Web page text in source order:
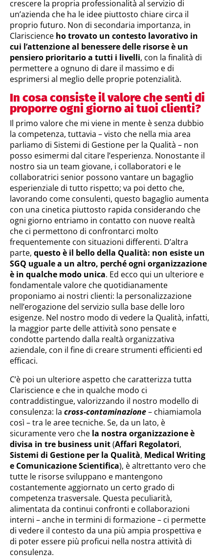
crescere la propria professionalità al servizio di
un’azienda che ha le idee piuttosto chiare circa il
proprio futuro. Non di secondaria importanza, in
Clariscience ho trovato un contesto lavorativo in
cui l’attenzione al benessere delle risorse è un
pensiero prioritario a tutti i livelli, con la finalità di
permettere a ognuno di dare il massimo e di
esprimersi al meglio delle proprie potenzialità.
In cosa consiste il valore che senti di
proporre ogni giorno ai tuoi clienti?
Il primo valore che mi viene in mente è senza dubbio
la competenza, tuttavia – visto che nella mia area
parliamo di Sistemi di Gestione per la Qualità – non
posso esimermi dal citare l’esperienza. Nonostante il
nostro sia un team giovane, i collaboratori e le
collaboratrici senior possono vantare un bagaglio
esperienziale di tutto rispetto; va poi detto che,
lavorando come consulenti, questo bagaglio aumenta
con una cinetica piuttosto rapida considerando che
ogni giorno entriamo in contatto con nuove realtà
che ci permettono di confrontarci molto
frequentemente con situazioni differenti. D’altra
parte, questo è il bello della Qualità: non esiste un
SGQ uguale a un altro, perché ogni organizzazione
è in qualche modo unica. Ed ecco qui un ulteriore e
fondamentale valore che quotidianamente
proponiamo ai nostri clienti: la personalizzazione
nell’erogazione del servizio sulla base delle loro
esigenze. Nel nostro modo di vedere la Qualità, infatti,
la maggior parte delle attività sono pensate e
condotte partendo dalla realtà organizzativa
aziendale, con il fine di creare strumenti efficienti ed
efficaci.
C’è poi un ulteriore aspetto che caratterizza tutta
Clariscience e che in qualche modo ci
contraddistingue, valorizzando il nostro modello di
consulenza: la cross-contaminazione– chiamiamola
così – tra le aree tecniche. Se, da un lato, è
sicuramente vero che la nostra organizzazione è
divisa in tre business unit(Affari Regolatori,
Sistemi di Gestione per la Qualità, Medical Writing
e Comunicazione Scientifica), è altrettanto vero che
tutte le risorse sviluppano e mantengono
costantemente aggiornato un certo grado di
competenza trasversale. Questa peculiarità,
alimentata da continui confronti e collaborazioni
interni – anche in termini di formazione – ci permette
di vedere il contesto da una più ampia prospettiva e
di poter essere più proficui nella nostra attività di
consulenza.